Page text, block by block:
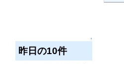
↑
昨日の10件